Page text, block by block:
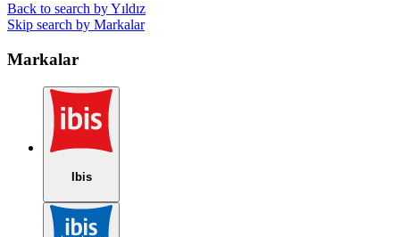
Back to search by Yıldız
Skip search by Markalar
Markalar
Ibis